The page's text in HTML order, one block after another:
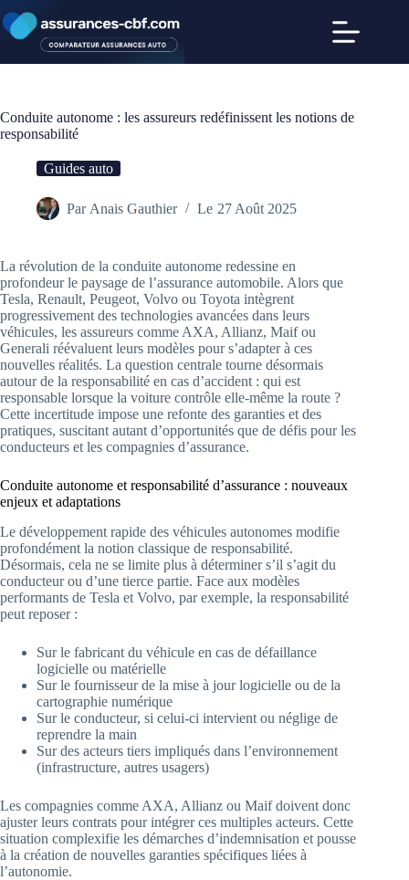
au
contenu
Accueil
abordable
les prix
des
Conduite autonome : les assureurs redéfinissent les notions de
responsabilité
Guides auto
Par Anais Gauthier Le 27 Août 2025
La révolution de la conduite autonome redessine en
profondeur le paysage de l’assurance automobile. Alors que
Tesla, Renault, Peugeot, Volvo ou Toyota intègrent
progressivement des technologies avancées dans leurs
véhicules, les assureurs comme AXA, Allianz, Maif ou
Generali réévaluent leurs modèles pour s’adapter à ces
nouvelles réalités. La question centrale tourne désormais
autour de la responsabilité en cas d’accident : qui est
responsable lorsque la voiture contrôle elle-même la route ?
Cette incertitude impose une refonte des garanties et des
pratiques, suscitant autant d’opportunités que de défis pour les
conducteurs et les compagnies d’assurance.
Conduite autonome et responsabilité d’assurance : nouveaux
enjeux et adaptations
Le développement rapide des véhicules autonomes modifie
profondément la notion classique de responsabilité.
Désormais, cela ne se limite plus à déterminer s’il s’agit du
conducteur ou d’une tierce partie. Face aux modèles
performants de Tesla et Volvo, par exemple, la responsabilité
peut reposer :
Sur le fabricant du véhicule en cas de défaillance
logicielle ou matérielle
Sur le fournisseur de la mise à jour logicielle ou de la
cartographie numérique
Sur le conducteur, si celui-ci intervient ou néglige de
reprendre la main
Sur des acteurs tiers impliqués dans l’environnement
(infrastructure, autres usagers)
Les compagnies comme AXA, Allianz ou Maif doivent donc
ajuster leurs contrats pour intégrer ces multiples acteurs. Cette
situation complexifie les démarches d’indemnisation et pousse
à la création de nouvelles garanties spécifiques liées à
l’autonomie.